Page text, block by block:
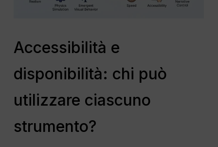
Accessibilità e
disponibilità: chi può
utilizzare ciascuno
strumento?